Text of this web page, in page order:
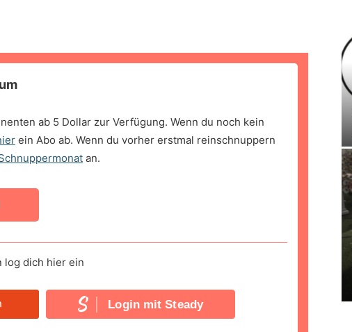
ab 5 Dollar zur Verfügung. Wenn du noch kein
ein Abo ab. Wenn du vorher erstmal reinschnuppern
an.
log dich hier ein
Login mit Steady